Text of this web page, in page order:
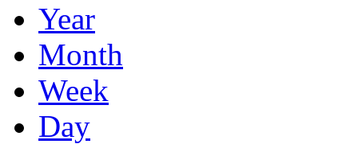
Year
Month
Week
Day